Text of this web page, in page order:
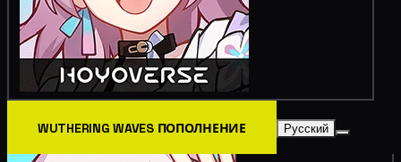
WUTHERING WAVES ПОПОЛНЕНИЕ Русский